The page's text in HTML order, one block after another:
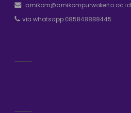
amikom@amikompurwokerto.ac.id
via whatsapp 085848888445